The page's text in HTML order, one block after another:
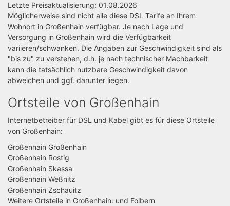
Letzte Preisaktualisierung: 01.08.2026
Möglicherweise sind nicht alle diese DSL Tarife an Ihrem
Wohnort in Großenhain verfügbar. Je nach Lage und
Versorgung in Großenhain wird die Verfügbarkeit
variieren/schwanken. Die Angaben zur Geschwindigkeit sind als
"bis zu" zu verstehen, d.h. je nach technischer Machbarkeit
kann die tatsächlich nutzbare Geschwindigkeit davon
abweichen und ggf. darunter liegen.
Ortsteile von Großenhain
Internetbetreiber für DSL und Kabel gibt es für diese Ortsteile
von Großenhain:
Großenhain Großenhain
Großenhain Rostig
Großenhain Skassa
Großenhain Weßnitz
Großenhain Zschauitz
Weitere Ortsteile in Großenhain: und Folbern